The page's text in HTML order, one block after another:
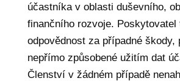
účastníka v oblasti duševního,
finančního rozvoje. Poskytovatel
odpovědnost za případné škody,
nepřímo způsobené užitím dat
Členství v žádném případě